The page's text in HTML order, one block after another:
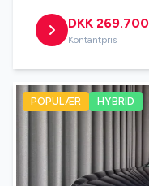
DKK
Kontantpris
POPULÆR HYBRID